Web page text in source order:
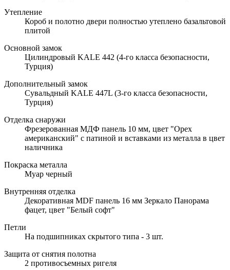
Утепление
Короб и полотно двери полностью утеплено базальтовой
плитой
Основной замок
Цилиндровый KALE 442 (4-го класса безопасности,
Турция)
Дополнительный замок
Сувальдный KALE 447L (3-го класса безопасности,
Турция)
Отделка снаружи
Фрезерованная МДФ панель 10 мм, цвет "Орех
американский" с патиной и вставками из металла в цвет
наличника
Покраска металла
Муар черный
Внутренняя отделка
Декоративная MDF панель 16 мм Зеркало Панорама
фацет, цвет "Белый софт"
Петли
На подшипниках скрытого типа - 3 шт.
Защита от снятия полотна
2 противосъемных ригеля